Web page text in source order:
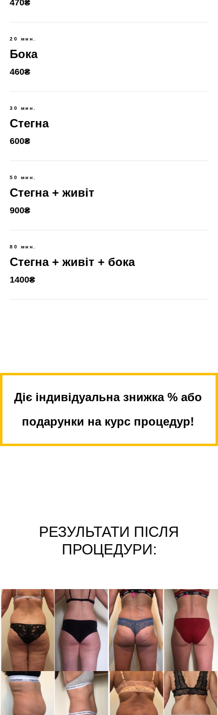
470₴
20 мин.
Бока
460₴
30 мин.
Стегна
600₴
50 мин.
Стегна + живіт
900₴
80 мин.
Стегна + живіт + бока
1400₴
Діє індивідуальна знижка % або
подарунки на курс процедур!
РЕЗУЛЬТАТИ ПІСЛЯ
ПРОЦЕДУРИ: